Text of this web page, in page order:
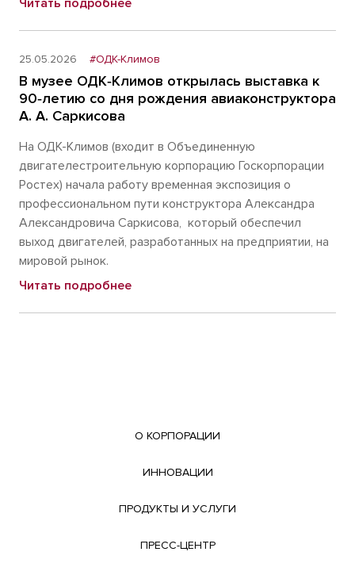
Читать подробнее
25.05.2026 #ОДК-Климов
В музее ОДК‑Климов открылась выставка к
90‑летию со дня рождения авиаконструктора
А. А. Саркисова
На ОДК-Климов (входит в Объединенную
двигателестроительную корпорацию Госкорпорации
Ростех) начала работу временная экспозиция о
профессиональном пути конструктора Александра
Александровича Саркисова, который обеспечил
выход двигателей, разработанных на предприятии, на
мировой рынок.
Читать подробнее
О КОРПОРАЦИИ
ИННОВАЦИИ
ПРОДУКТЫ И УСЛУГИ
ПРЕСС-ЦЕНТР